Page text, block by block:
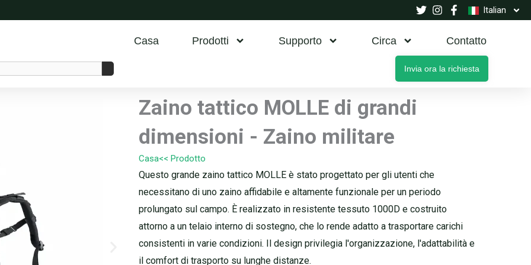
Italian
Casa Prodotti Supporto Circa Contatto
Invia ora la richiesta
Zaino tattico MOLLE di grandi
dimensioni - Zaino militare
Casa<< Prodotto
Questo grande zaino tattico MOLLE è stato progettato per gli utenti che
necessitano di uno zaino affidabile e altamente funzionale per un periodo
prolungato sul campo. È realizzato in resistente tessuto 1000D e costruito
attorno a un telaio interno di sostegno, che lo rende adatto a trasportare carichi
consistenti in varie condizioni. Il design privilegia l'organizzazione, l'adattabilità e
il comfort di trasporto su lunghe distanze.